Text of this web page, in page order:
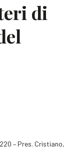
di
– Pres. Cristiano,